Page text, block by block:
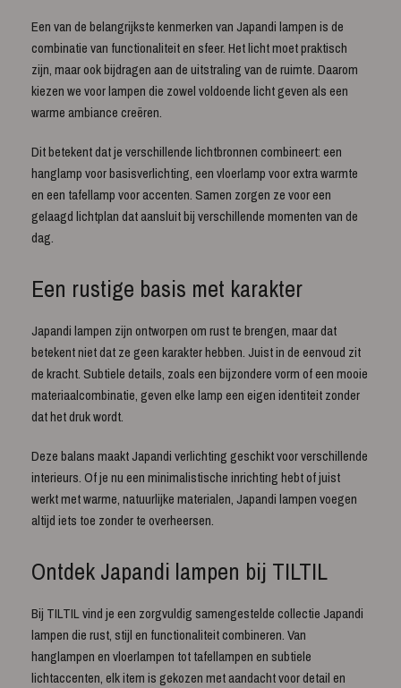
Een van de belangrijkste kenmerken van Japandi lampen is de
combinatie van functionaliteit en sfeer. Het licht moet praktisch
zijn, maar ook bijdragen aan de uitstraling van de ruimte. Daarom
kiezen we voor lampen die zowel voldoende licht geven als een
warme ambiance creëren.
Dit betekent dat je verschillende lichtbronnen combineert: een
hanglamp voor basisverlichting, een vloerlamp voor extra warmte
en een tafellamp voor accenten. Samen zorgen ze voor een
gelaagd lichtplan dat aansluit bij verschillende momenten van de
dag.
Een rustige basis met karakter
Japandi lampen zijn ontworpen om rust te brengen, maar dat
betekent niet dat ze geen karakter hebben. Juist in de eenvoud zit
de kracht. Subtiele details, zoals een bijzondere vorm of een mooie
materiaalcombinatie, geven elke lamp een eigen identiteit zonder
dat het druk wordt.
Deze balans maakt Japandi verlichting geschikt voor verschillende
interieurs. Of je nu een minimalistische inrichting hebt of juist
werkt met warme, natuurlijke materialen, Japandi lampen voegen
altijd iets toe zonder te overheersen.
Ontdek Japandi lampen bij TILTIL
Bij TILTIL vind je een zorgvuldig samengestelde collectie Japandi
lampen die rust, stijl en functionaliteit combineren. Van
hanglampen en vloerlampen tot tafellampen en subtiele
lichtaccenten, elk item is gekozen met aandacht voor detail en